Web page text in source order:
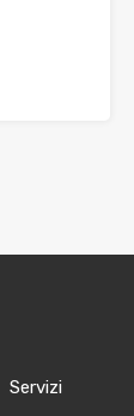
Servizi